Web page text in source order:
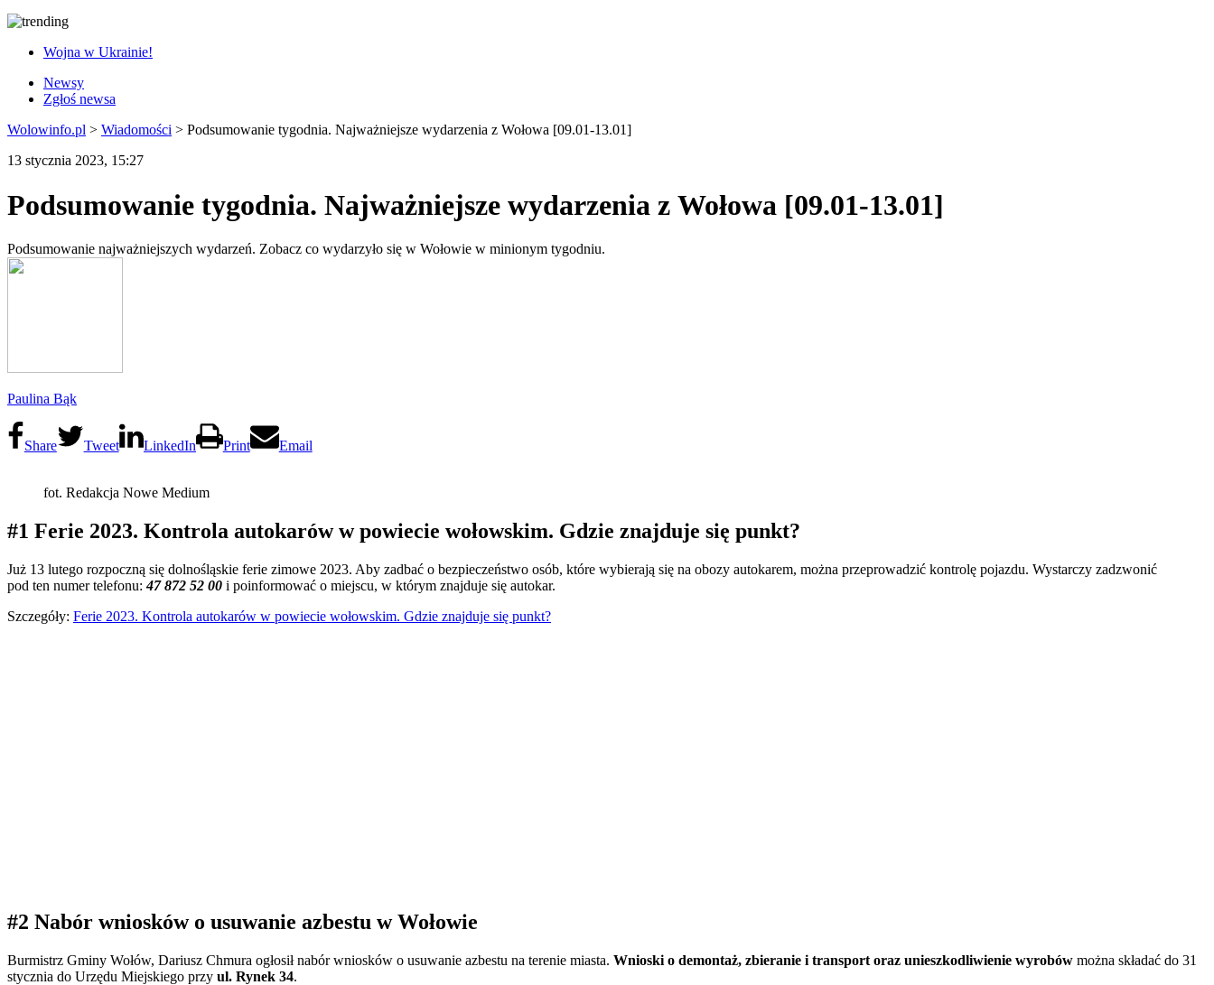
Wojna w Ukrainie!
Newsy
Zgłoś newsa
Wolowinfo.pl > Wiadomości > Podsumowanie tygodnia. Najważniejsze wydarzenia z Wołowa [09.01-13.01]
13 stycznia 2023, 15:27
Podsumowanie tygodnia. Najważniejsze wydarzenia z Wołowa [09.01-13.01]
Podsumowanie najważniejszych wydarzeń. Zobacz co wydarzyło się w Wołowie w minionym tygodniu.
Paulina Bąk
Share Tweet LinkedIn Print Email
fot. Redakcja Nowe Medium
#1 Ferie 2023. Kontrola autokarów w powiecie wołowskim. Gdzie znajduje się punkt?
Już 13 lutego rozpoczną się dolnośląskie ferie zimowe 2023. Aby zadbać o bezpieczeństwo osób, które wybierają się na obozy autokarem, można przeprowadzić kontrolę pojazdu. Wystarczy zadzwonić
pod ten numer telefonu:47 872 52 00 i poinformować o miejscu, w którym znajduje się autokar.
Szczegóły: Ferie 2023. Kontrola autokarów w powiecie wołowskim. Gdzie znajduje się punkt?
#2 Nabór wniosków o usuwanie azbestu w Wołowie
Burmistrz Gminy Wołów, Dariusz Chmura ogłosił nabór wniosków o usuwanie azbestu na terenie miasta. Wnioski o demontaż, zbieranie i transport oraz unieszkodliwienie wyrobów można składać do 31
stycznia do Urzędu Miejskiego przy ul. Rynek 34.